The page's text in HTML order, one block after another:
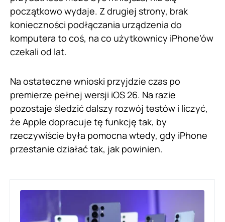
początkowo wydaje. Z drugiej strony, brak
konieczności podłączania urządzenia do
komputera to coś, na co użytkownicy iPhone’ów
czekali od lat.
Na ostateczne wnioski przyjdzie czas po
premierze pełnej wersji iOS 26. Na razie
pozostaje śledzić dalszy rozwój testów i liczyć,
że Apple dopracuje tę funkcję tak, by
rzeczywiście była pomocna wtedy, gdy iPhone
przestanie działać tak, jak powinien.